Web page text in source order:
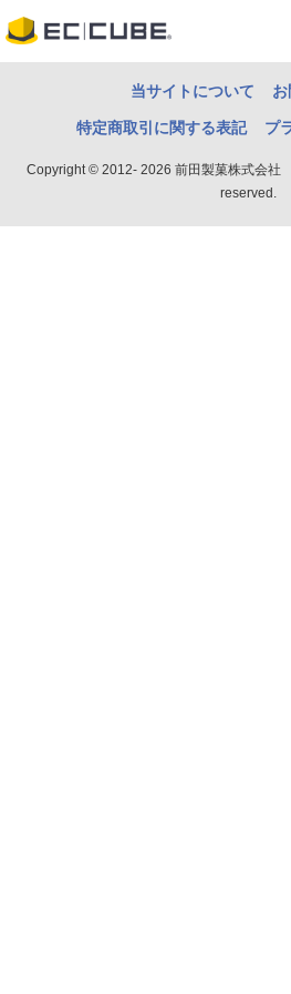
当サイトについて
特定商取引に関する表記 プ
Copyright © 2012- 2026 前田製菓株式会
reserved.